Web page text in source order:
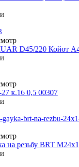
D45/220 Койот
к.16 0,5 00307
на резьбу BRT